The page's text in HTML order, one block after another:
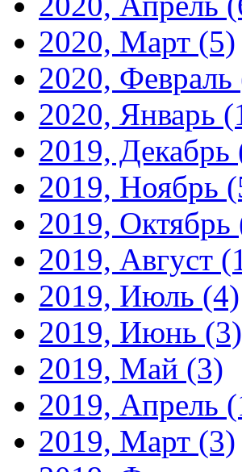
2020, Март (5)
2020, Февраль
2020, Январь
2019, Декабрь
2019, Ноябрь
2019, Октябрь
2019, Август
2019, Июль (4)
2019, Июнь (3)
2019, Май (3)
2019, Апрель
2019, Март (3)